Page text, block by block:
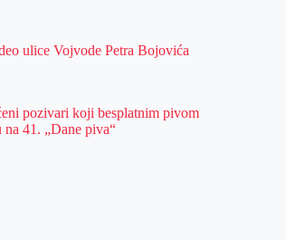
ulice Vojvode Petra Bojovića
pozivari koji besplatnim pivom
41. „Dane piva“